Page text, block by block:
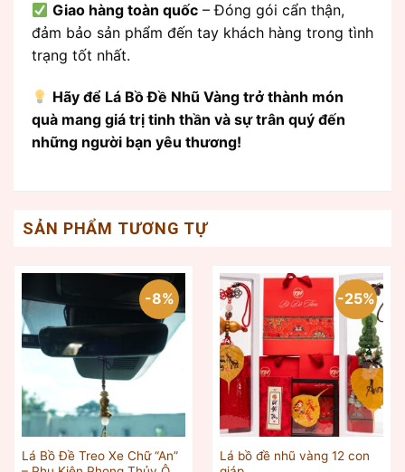
Giao hàng toàn quốc – Đóng gói cẩn thận,
đảm bảo sản phẩm đến tay khách hàng trong tình
trạng tốt nhất.
Hãy để Lá Bồ Đề Nhũ Vàng trở thành món
quà mang giá trị tinh thần và sự trân quý đến
những người bạn yêu thương!
SẢN PHẨM TƯƠNG TỰ
-8%
Lá Bồ Đề Treo Xe Chữ “An”
-25%
Lá bồ đề nhũ vàng 12 con